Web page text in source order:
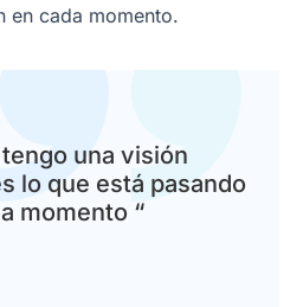
en cada momento.
una visión
lo que está pasando
momento “